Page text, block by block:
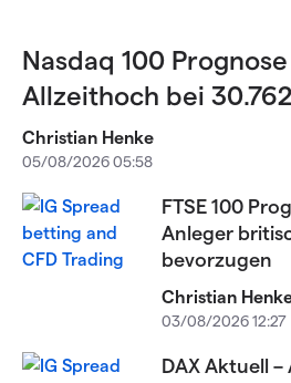
Nasdaq 100
Allzeithoch bei
Christian Henke
05/08/2026 05:58
FTSE 100
Anleger
bevorzugen
Christian
03/08/2026 12:27
DAX Aktuell